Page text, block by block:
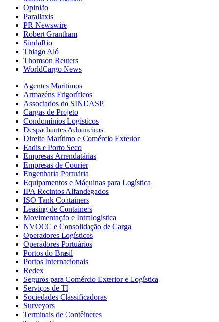
Opinião
Parallaxis
PR Newswire
Robert Grantham
SindaRio
Thiago Aló
Thomson Reuters
WorldCargo News
Agentes Marítimos
Armazéns Frigoríficos
Associados do SINDASP
Cargas de Projeto
Condomínios Logísticos
Despachantes Aduaneiros
Direito Marítimo e Comércio Exterior
Eadis e Porto Seco
Empresas Arrendatárias
Empresas de Courier
Engenharia Portuária
Equipamentos e Máquinas para Logística
IPA Recintos Alfandegados
ISO Tank Containers
Leasing de Containers
Movimentação e Intralogística
NVOCC e Consolidação de Carga
Operadores Logísticos
Operadores Portuários
Portos do Brasil
Portos Internacionais
Redex
Seguros para Comércio Exterior e Logística
Serviços de TI
Sociedades Classificadoras
Surveyors
Terminais de Contêineres